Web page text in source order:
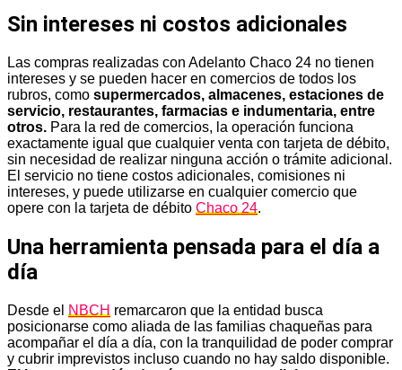
Sin intereses ni costos adicionales
Las compras realizadas con Adelanto Chaco 24 no tienen
intereses y se pueden hacer en comercios de todos los
rubros, como supermercados, almacenes, estaciones de
servicio, restaurantes, farmacias e indumentaria, entre
otros. Para la red de comercios, la operación funciona
exactamente igual que cualquier venta con tarjeta de débito,
sin necesidad de realizar ninguna acción o trámite adicional.
El servicio no tiene costos adicionales, comisiones ni
intereses, y puede utilizarse en cualquier comercio que
opere con la tarjeta de débito Chaco 24.
Una herramienta pensada para el día a
día
Desde el NBCH remarcaron que la entidad busca
posicionarse como aliada de las familias chaqueñas para
acompañar el día a día, con la tranquilidad de poder comprar
y cubrir imprevistos incluso cuando no hay saldo disponible.